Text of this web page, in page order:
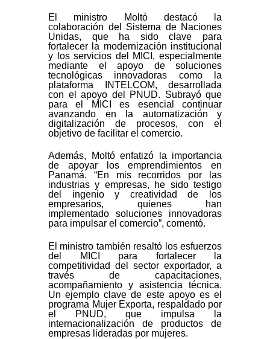
El ministro Moltó destacó la
colaboración del Sistema de Naciones
Unidas, que ha sido clave para
fortalecer la modernización institucional
y los servicios del MICI, especialmente
mediante el apoyo de soluciones
tecnológicas innovadoras como la
plataforma INTELCOM, desarrollada
con el apoyo del PNUD. Subrayó que
para el MICI es esencial continuar
avanzando en la automatización y
digitalización de procesos, con el
objetivo de facilitar el comercio.
Además, Moltó enfatizó la importancia
de apoyar los emprendimientos en
Panamá. “En mis recorridos por las
industrias y empresas, he sido testigo
del ingenio y creatividad de los
empresarios, quienes han
implementado soluciones innovadoras
para impulsar el comercio”, comentó.
El ministro también resaltó los esfuerzos
del MICI para fortalecer la
competitividad del sector exportador, a
través de capacitaciones,
acompañamiento y asistencia técnica.
Un ejemplo clave de este apoyo es el
programa Mujer Exporta, respaldado por
el PNUD, que impulsa la
internacionalización de productos de
empresas lideradas por mujeres.